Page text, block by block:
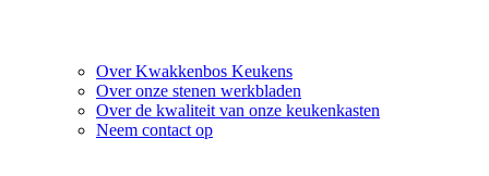
Over Kwakkenbos Keukens
Over onze stenen werkbladen
Over de kwaliteit van onze keukenkasten
Neem contact op